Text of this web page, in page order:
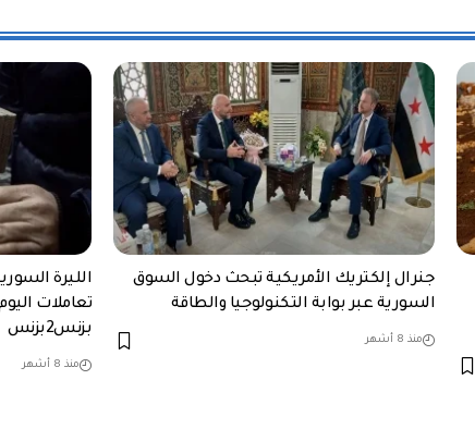
جنرال إلكتريك الأمريكية تبحث دخول السوق
السورية عبر بوابة التكنولوجيا والطاقة
منذ 8 أشهر
الليرة
تعاملات
بزنس2بزنس
منذ 8 أشهر